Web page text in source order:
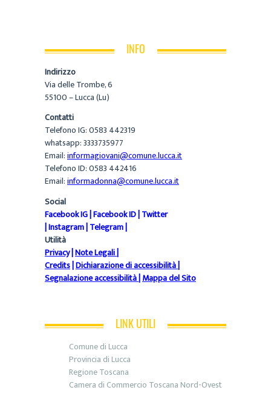
INFO
Indirizzo
Via delle Trombe, 6
55100 – Lucca (Lu)
Contatti
Telefono IG: 0583 442319
whatsapp: 3333735977
Email:informagiovani@comune.lucca.it
Telefono ID: 0583 442416
Email:informadonna@comune.lucca.it
Social
Facebook IG|Facebook ID|Twitter
|Instagram|Telegram|
Utilità
Privacy|Note Legali|
Credits|Dichiarazione di accessibilità|
Segnalazione accessibilità|Mappa del Sito
LINK UTILI
Comune di Lucca
Provincia di Lucca
Regione Toscana
Camera di Commercio Toscana Nord-Ovest